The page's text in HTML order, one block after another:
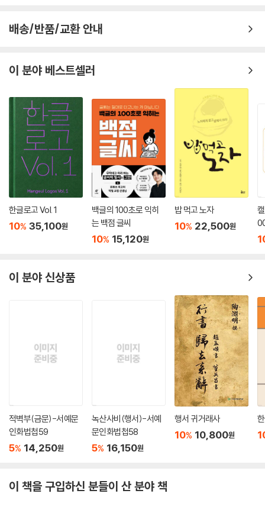
배송/반품/교환 안내
이 분야 베스트셀러
한글로고 Vol. 1
10% 35,100원
백글의 100초로 익히
는 백점 글씨
10% 15,120원
밥 먹고 노자
10% 22,500원
이 분야 신상품
적벽부(금문)-서예문
인화법첩59
5% 14,250원
녹산사비(행서)-서예
문인화법첩58
5% 16,150원
행서 귀거래사
10% 10,800원
이 책을 구입하신 분들이 산 분야 책